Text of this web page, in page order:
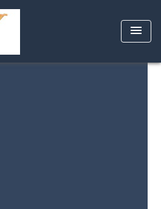
menu